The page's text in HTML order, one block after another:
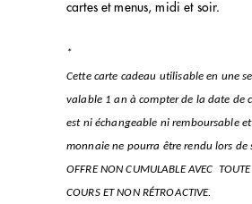
cartes et menus, midi et soir.
*
Cette carte cadeau utilisable en une
valable 1 an à compter de la date de
est ni échangeable ni remboursable
monnaie ne pourra être rendu lors de
OFFRE NON CUMULABLE AVEC TOUTE
COURS ET NON RÉTROACTIVE.